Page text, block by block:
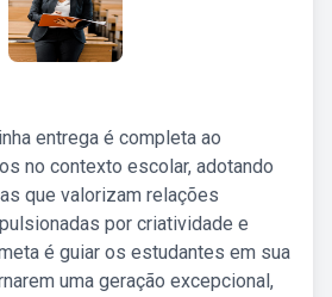
entrega é completa ao
no contexto escolar, adotando
que valorizam relações
por criatividade e
é guiar os estudantes em sua
uma geração excepcional,